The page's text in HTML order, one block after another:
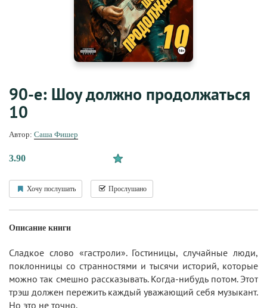
90-е: Шоу должно продолжаться
10
Автор: Саша Фишер
3.90
Хочу послушать Прослушано
Описание книги
Сладкое слово «гастроли». Гостиницы, случайные люди,
поклонницы со странностями и тысячи историй, которые
можно так смешно рассказывать. Когда-нибудь потом. Этот
трэш должен пережить каждый уважающий себя музыкант.
Но это не точно.